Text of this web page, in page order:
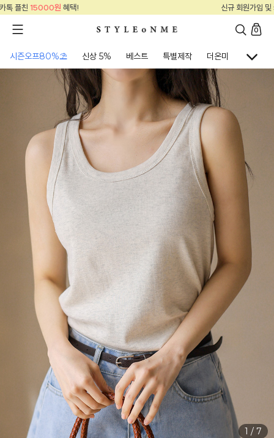
신규 회원가입 및 카톡 플친
0
시즌오프80%⛱ 신상 5% 베스트 특별제작 더온미 골프웨어
1 / 7